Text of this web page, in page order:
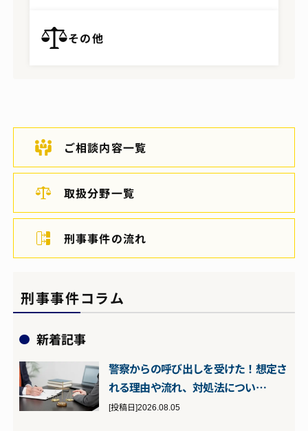
その他
ご相談内容一覧
取扱分野一覧
刑事事件の流れ
刑事事件コラム
新着記事
警察からの呼び出しを受けた！想定さ
れる理由や流れ、対処法につい…
[投稿日]2026.08.05